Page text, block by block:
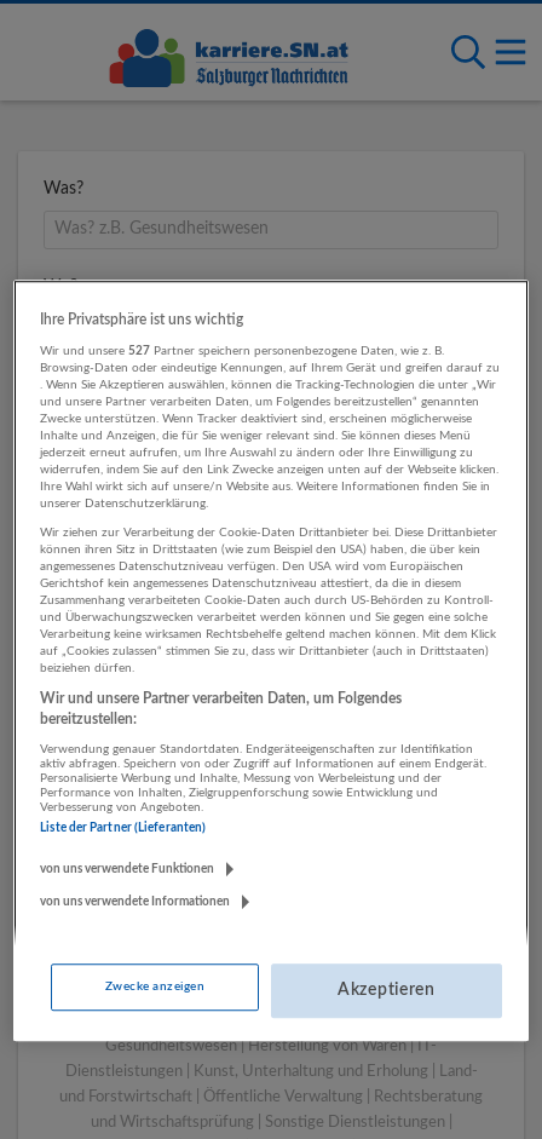
Was?
Wo?
Umkreis
1 Wissenschaft, Forschung
Geowissenschaften
Unternehmen
Bergheim bei Salzburg
Bau | Beherbergung und Gastronomie | Einzelhandel |
Energieversorgung | Finanz- und Versicherungsleistungen |
Gesundheitswesen | Herstellung von Waren | IT-
Dienstleistungen | Kunst, Unterhaltung und Erholung | Land-
und Forstwirtschaft | Öffentliche Verwaltung | Rechtsberatung
und Wirtschaftsprüfung | Sonstige Dienstleistungen |
Ihre Privatsphäre ist uns wichtig
Wir und unsere527 Partner speichern personenbezogene Daten, wie z. B.
Browsing-Daten oder eindeutige Kennungen, auf Ihrem Gerät und greifen darauf zu
. Wenn Sie Akzeptieren auswählen, können die Tracking-Technologien die unter „Wir
und unsere Partner verarbeiten Daten, um Folgendes bereitzustellen“ genannten
Zwecke unterstützen. Wenn Tracker deaktiviert sind, erscheinen möglicherweise
Inhalte und Anzeigen, die für Sie weniger relevant sind. Sie können dieses Menü
jederzeit erneut aufrufen, um Ihre Auswahl zu ändern oder Ihre Einwilligung zu
widerrufen, indem Sie auf den Link Zwecke anzeigen unten auf der Webseite klicken.
Ihre Wahl wirkt sich auf unsere/n Website aus. Weitere Informationen finden Sie in
unserer Datenschutzerklärung.
Wir ziehen zur Verarbeitung der Cookie-Daten Drittanbieter bei. Diese Drittanbieter
können ihren Sitz in Drittstaaten (wie zum Beispiel den USA) haben, die über kein
angemessenes Datenschutzniveau verfügen. Den USA wird vom Europäischen
Gerichtshof kein angemessenes Datenschutzniveau attestiert, da die in diesem
Zusammenhang verarbeiteten Cookie-Daten auch durch US-Behörden zu Kontroll-
und Überwachungszwecken verarbeitet werden können und Sie gegen eine solche
Verarbeitung keine wirksamen Rechtsbehelfe geltend machen können. Mit dem Klick
auf „Cookies zulassen“ stimmen Sie zu, dass wir Drittanbieter (auch in Drittstaaten)
beiziehen dürfen.
Wir und unsere Partner verarbeiten Daten, um Folgendes
bereitzustellen:
Verwendung genauer Standortdaten. Endgeräteeigenschaften zur Identifikation
aktiv abfragen. Speichern von oder Zugriff auf Informationen auf einem Endgerät.
Personalisierte Werbung und Inhalte, Messung von Werbeleistung und der
Performance von Inhalten, Zielgruppenforschung sowie Entwicklung und
Verbesserung von Angeboten.
Liste der Partner (Lieferanten)
von uns verwendete Funktionen
von uns verwendete Informationen
Zwecke anzeigen Akzeptieren